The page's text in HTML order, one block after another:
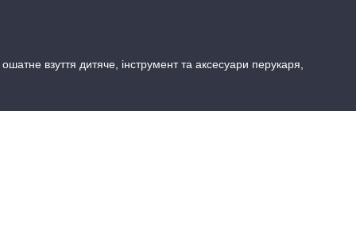
взуття дитяче, інструмент та аксесуари перукаря,